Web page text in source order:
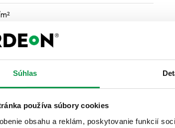
Súhlas
používa súbory cookies
obsahu a reklám, poskytovanie funkcií
na podklad